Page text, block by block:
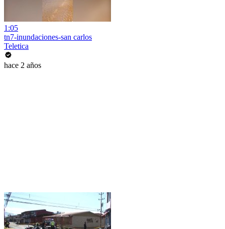
1:05
tn7-inundaciones-san carlos
Teletica
hace 2 años